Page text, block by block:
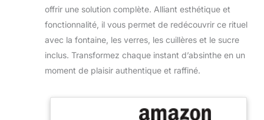
offrir une solution complète. Alliant esthétique et
fonctionnalité, il vous permet de redécouvrir ce rituel
avec la fontaine, les verres, les cuillères et le sucre
inclus. Transformez chaque instant d’absinthe en un
moment de plaisir authentique et raffiné.